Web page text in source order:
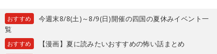
おすすめ
今週末8/8(土)～8/9(日)開催の四国の夏休みイベント一
覧
おすすめ 【漫画】夏に読みたいおすすめの怖い話まとめ